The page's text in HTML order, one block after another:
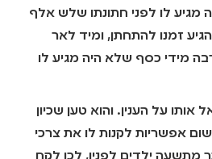
מגיע לו לפני חתונתו שלש אלף
זמנו להתחתן, ומיד לאר
מידי כסף שלא היה מגיע לו
אותו על הענין. והוא טען שכיון
אפשריות לקנות לו את צרכי